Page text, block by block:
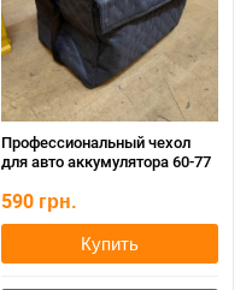
Профессиональный чехол
для авто аккумулятора 60-77
590 грн.
Купить